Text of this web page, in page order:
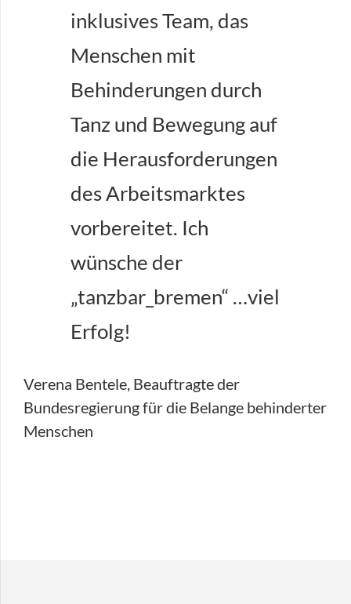
inklusives Team, das
Menschen mit
Behinderungen durch
Tanz und Bewegung auf
die Herausforderungen
des Arbeitsmarktes
vorbereitet. Ich
wünsche der
„tanzbar_bremen“ …viel
Erfolg!
Verena Bentele, Beauftragte der
Bundesregierung für die Belange behinderter
Menschen